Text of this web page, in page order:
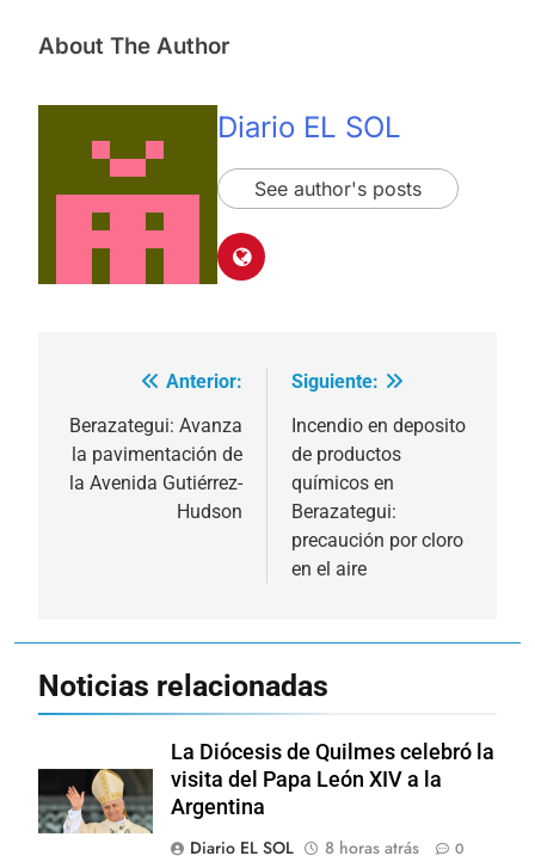
About The Author
Diario EL SOL
See author's posts
Navegación
de
entradas
Anterior:
Berazategui: Avanza
la pavimentación de
la Avenida Gutiérrez-
Hudson
Siguiente:
Incendio en deposito
de productos
químicos en
Berazategui:
precaución por cloro
en el aire
Noticias relacionadas
La Diócesis de Quilmes celebró la
visita del Papa León XIV a la
Argentina
Diario EL SOL
8 horas atrás 0